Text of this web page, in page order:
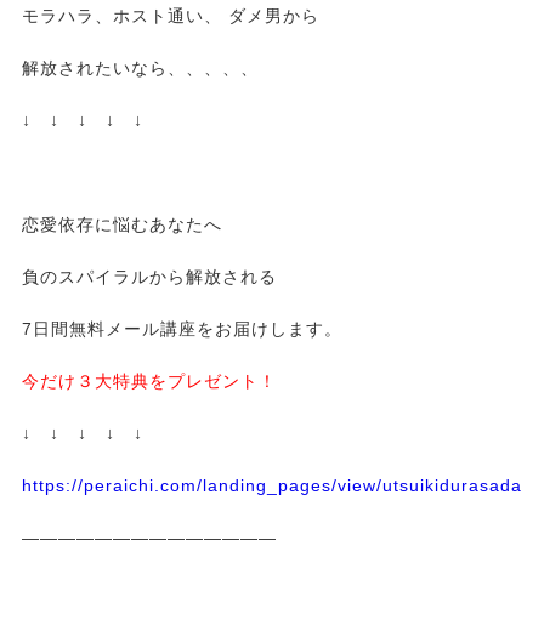
モラハラ、ホスト通い、 ダメ男から
解放されたいなら、、、、、
↓ ↓ ↓ ↓ ↓
恋愛依存に悩むあなたへ
負のスパイラルから解放される
7日間無料メール講座をお届けします。
今だけ３大特典をプレゼント！
↓ ↓ ↓ ↓ ↓
https://peraichi.com/landing_pages/view/
——————————————